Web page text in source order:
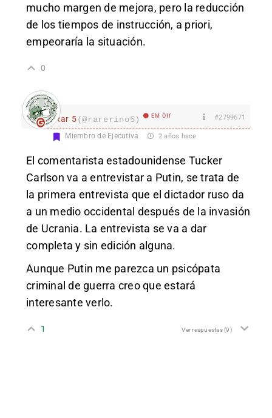
mucho margen de mejora, pero la reducción
de los tiempos de instrucción, a priori,
empeoraría la situación.
0
Rar 5(@rarerino5) EM Off #2799671
Miembro de Ejecutiva 2 años hace
El comentarista estadounidense Tucker
Carlson va a entrevistar a Putin, se trata de
la primera entrevista que el dictador ruso da
a un medio occidental después de la invasión
de Ucrania. La entrevista se va a dar
completa y sin edición alguna.
Aunque Putin me parezca un psicópata
criminal de guerra creo que estará
interesante verlo.
1 Ver respuestas(9)